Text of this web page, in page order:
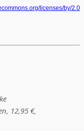
licenses/by/2.0
12,95 €,